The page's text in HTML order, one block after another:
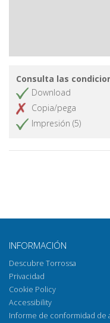
Consulta las
Download
Copia/pega
Impresión (5)
INFORMACIÓN
Descubre Torrossa
Privacidad
Cookie Policy
Accessibility
Informe de conformidad de